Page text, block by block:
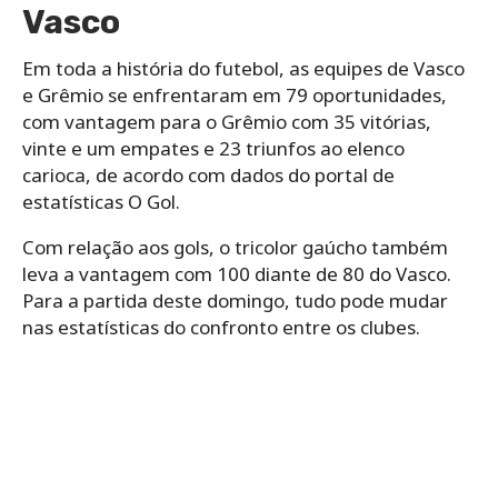
Vasco
Em toda a história do futebol, as equipes de Vasco
e Grêmio se enfrentaram em 79 oportunidades,
com vantagem para o Grêmio com 35 vitórias,
vinte e um empates e 23 triunfos ao elenco
carioca, de acordo com dados do portal de
estatísticas O Gol.
Com relação aos gols, o tricolor gaúcho também
leva a vantagem com 100 diante de 80 do Vasco.
Para a partida deste domingo, tudo pode mudar
nas estatísticas do confronto entre os clubes.